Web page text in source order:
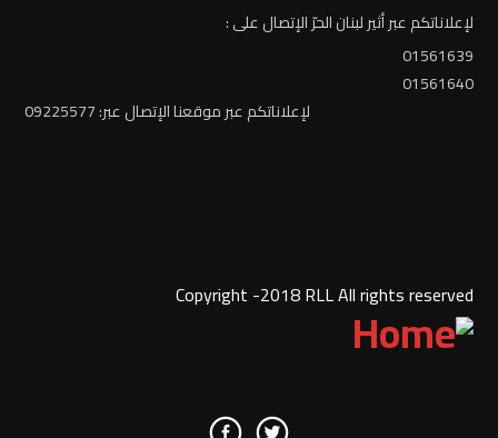
لإعلاناتكم عبر أثير لبنان الحرّ الإتصال على :
01561639
01561640
لإعلاناتكم عبر موقعنا الإتصال عبر: 09225577
Copyright -2018 RLL All rights reserved